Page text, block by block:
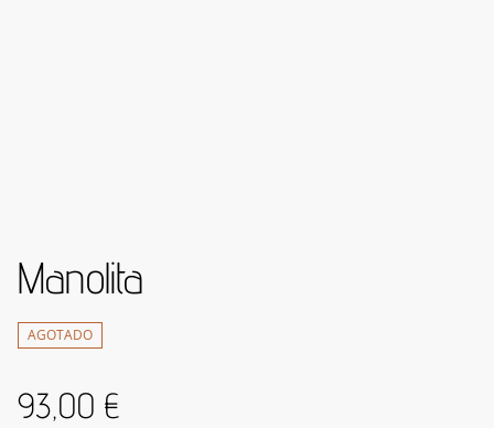
Manolita
AGOTADO
93,00 €